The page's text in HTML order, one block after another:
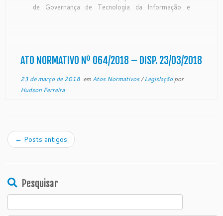
de Governança de Tecnologia da Informação e
ATO NORMATIVO Nº 064/2018 – DISP. 23/03/2018
23 de março de 2018em Atos Normativos/Legislaçãopor
Hudson Ferreira
← Posts antigos
Pesquisar
for: